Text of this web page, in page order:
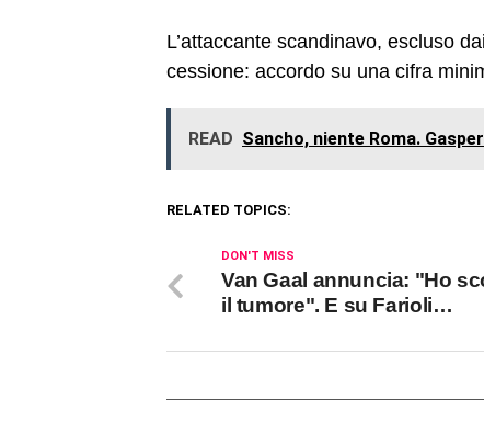
L’attaccante scandinavo, escluso
cessione: accordo su una cifra
READ Sancho, niente Roma.
RELATED TOPICS:
DON'T MISS
Van Gaal annuncia: "Ho
il tumore". E su Farioli…